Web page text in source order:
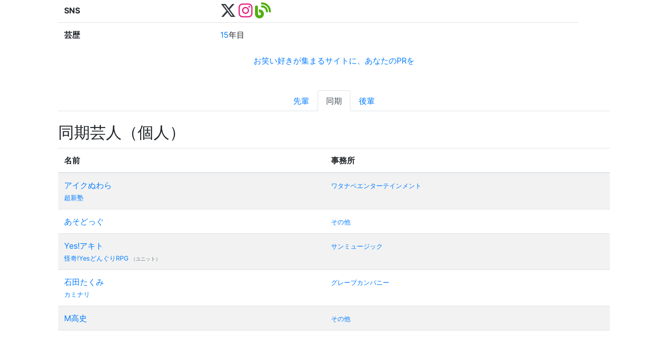
SNS
芸歴 15年目
お笑い好きが集まるサイトに、あなたのPRを
先輩 同期 後輩
同期芸人（個人）
名前 事務所
アイクぬわら
超新塾
ワタナベエンターテインメント
あそどっぐ その他
Yes!アキト
怪奇!YesどんぐりRPG （ユニット）
サンミュージック
石田たくみ
カミナリ
グレープカンパニー
M高史 その他